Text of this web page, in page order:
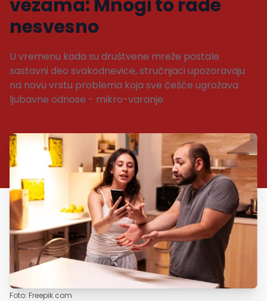
vezama: Mnogi to rade
nesvesno
U vremenu kada su društvene mreže postale
sastavni deo svakodnevice, stručnjaci upozoravaju
na novu vrstu problema koja sve češće ugrožava
ljubavne odnose - mikro-varanje.
Foto: Freepik.com